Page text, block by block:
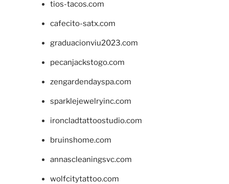
tios-tacos.com
cafecito-satx.com
graduacionviu2023.com
pecanjackstogo.com
zengardendayspa.com
sparklejewelryinc.com
ironcladtattoostudio.com
bruinshome.com
annascleaningsvc.com
wolfcitytattoo.com